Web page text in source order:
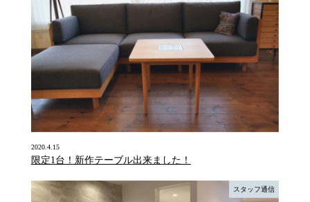
2020.4.15
限定1台！新作テーブル出来ました！
スタッフ通信